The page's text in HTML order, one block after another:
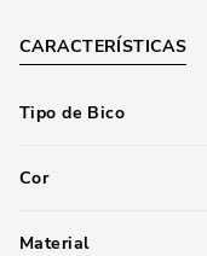
CARACTERÍSTICAS
Tipo de Bico
Cor
Material